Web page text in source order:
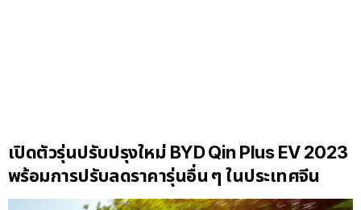
เปิดตัวรุ่นปรับปรุงใหม่ BYD Qin Plus EV 2023
พร้อมการปรับลดราคารุ่นอื่น ๆ ในประเทศจีน